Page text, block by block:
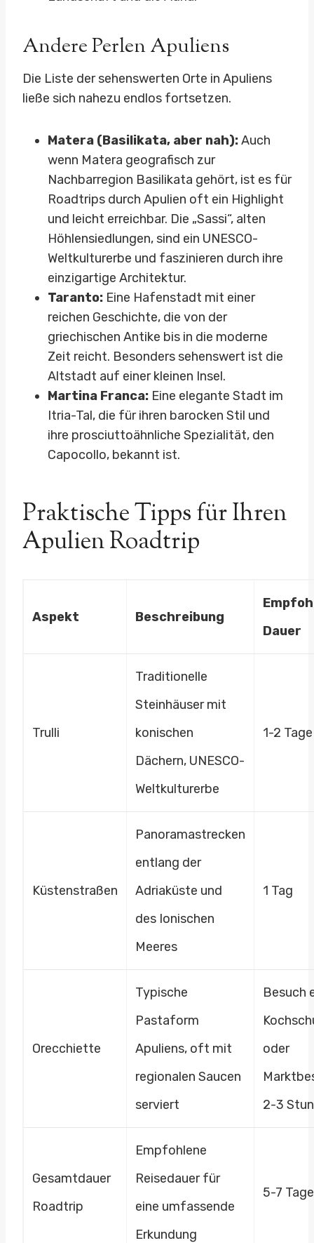
Andere Perlen Apuliens
Die Liste der sehenswerten Orte in Apuliens
ließe sich nahezu endlos fortsetzen.
Matera (Basilikata, aber nah):Auch
wenn Matera geografisch zur
Nachbarregion Basilikata gehört, ist es für
Roadtrips durch Apulien oft ein Highlight
und leicht erreichbar. Die „Sassi“, alten
Höhlensiedlungen, sind ein UNESCO-
Weltkulturerbe und faszinieren durch ihre
einzigartige Architektur.
Taranto: Eine Hafenstadt mit einer
reichen Geschichte, die von der
griechischen Antike bis in die moderne
Zeit reicht. Besonders sehenswert ist die
Altstadt auf einer kleinen Insel.
Martina Franca: Eine elegante Stadt im
Itria-Tal, die für ihren barocken Stil und
ihre prosciuttoähnliche Spezialität, den
Capocollo, bekannt ist.
Praktische Tipps für Ihren
Apulien Roadtrip
Aspekt Beschreibung
Dauer
Trulli
Traditionelle
Steinhäuser mit
konischen
Dächern, UNESCO-
Weltkulturerbe
1-2 Tage
Küstenstraßen
Panoramastrecken
entlang der
Adriaküste und
des Ionischen
Meeres
1 Tag
Orecchiette
Typische
Pastaform
Apuliens, oft mit
regionalen Saucen
serviert
Besuch
oder
2-3
Gesamtdauer
Roadtrip
Empfohlene
Reisedauer für
eine umfassende
Erkundung
5-7 Tage